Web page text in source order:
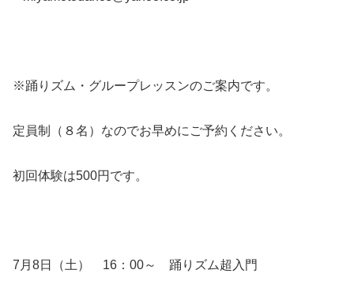
※踊りズム・グループレッスンのご案内です。
定員制（８名）なのでお早めにご予約ください。
初回体験は500円です。
7月8日（土） 16：00～ 踊りズム超入門